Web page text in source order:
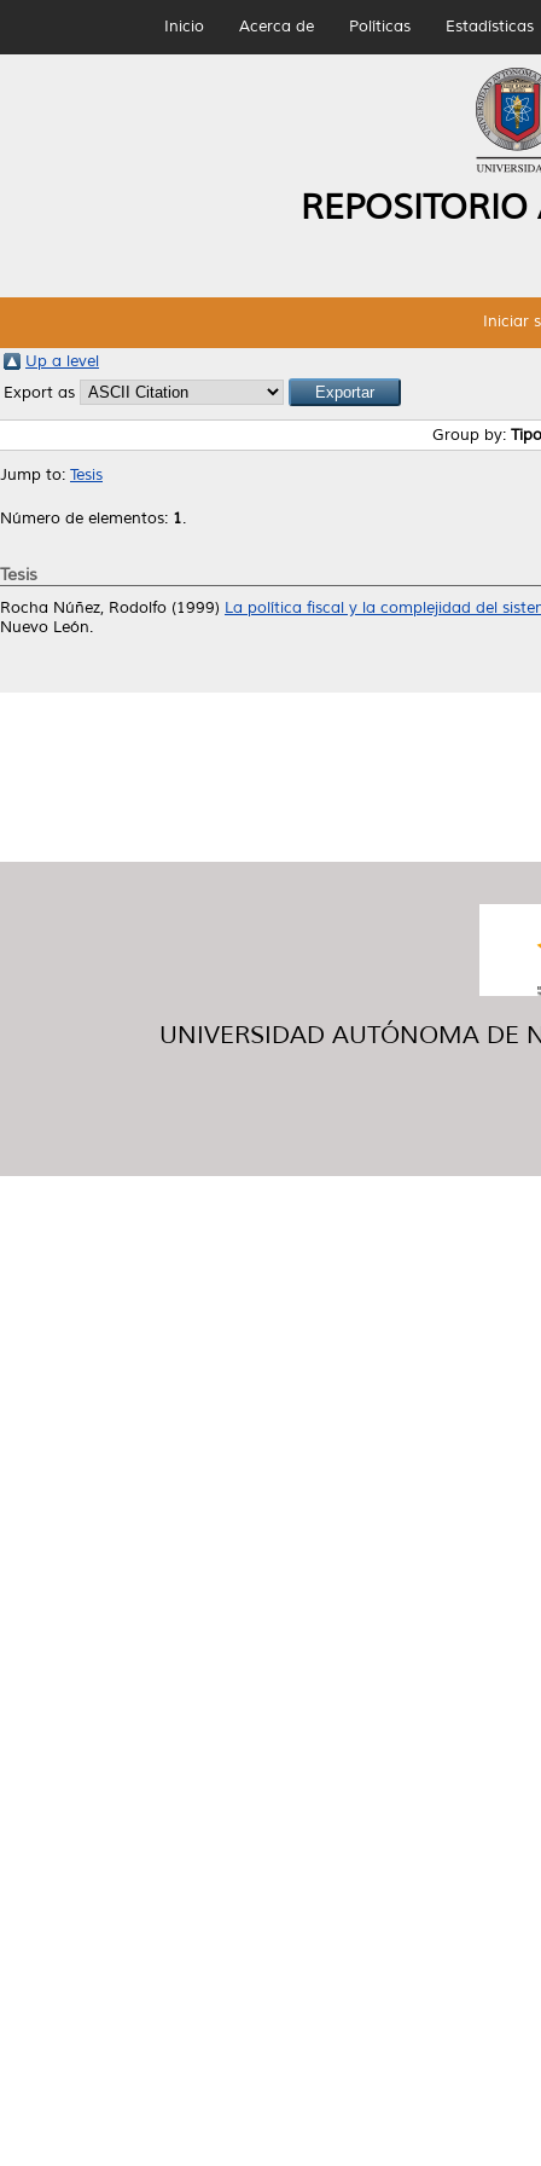
Inicio Acerca de Políticas Estadísticas
Iniciar
Up a level
Export as
Group by:
Jump to: Tesis
Número de elementos: 1.
Tesis
Rocha Núñez, Rodolfo (1999) La política fiscal y la complejidad del
Nuevo León.
UNIVERSIDAD AUTÓNOMA DE